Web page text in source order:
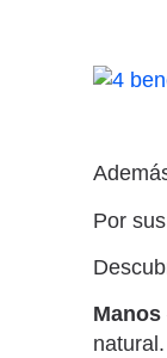
Por
Manos